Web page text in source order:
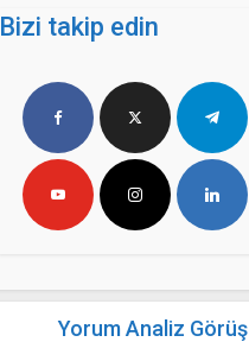
Bizi takip edin
Yorum Analiz Görüş